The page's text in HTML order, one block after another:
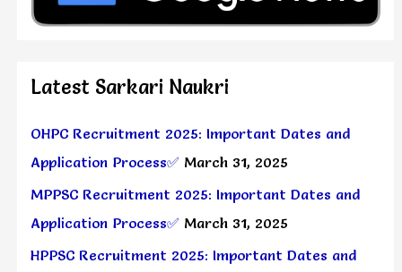
Latest Sarkari Naukri
OHPC Recruitment 2025: Important Dates and
Application Process✅ March 31, 2025
MPPSC Recruitment 2025: Important Dates and
Application Process✅ March 31, 2025
HPPSC Recruitment 2025: Important Dates and